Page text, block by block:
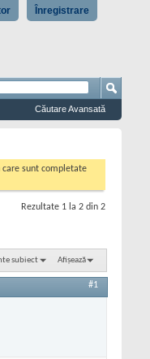
Înregistrare
Căutare Avansată
sunt completate
Rezultate 1 la 2 din 2
subiect Afișează
#1